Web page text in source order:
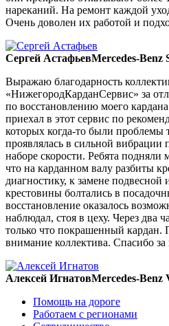
нареканий. На ремонт каждой
Очень доволен их работой и
Сергей АстафьевMercedes-Benz
Выражаю благодарность
«НижегородКарданСервис» за
по восстановлению моего
приехал в этот сервис по
которых когда-то были проблемы
проявлялась в сильной вибрации
наборе скорости. Ребята подняли
что на карданном валу разбиты
диагностику, к замене
крестовины болтались в
восстановление оказалось
наблюдал, стоя в цеху. Через два
только что покрашенный кардан.
внимание коллектива. Спасибо
Алексей ИгнатовMercedes-Benz
Помощь на дороге
Работаем с регионами